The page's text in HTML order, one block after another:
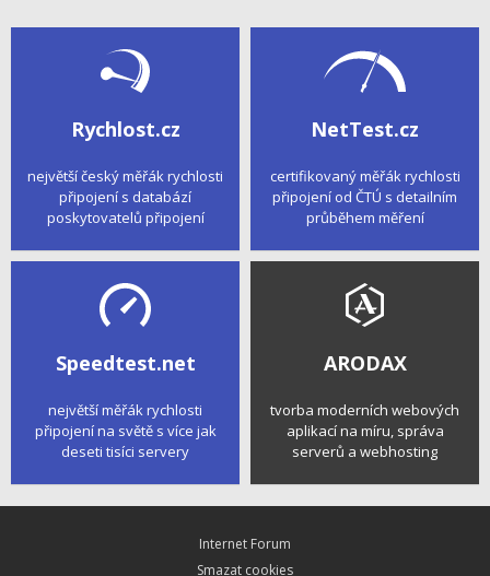
Rychlost.cz
největší český měřák rychlosti
připojení s databází
poskytovatelů připojení
NetTest.cz
certifikovaný měřák rychlosti
připojení od ČTÚ s detailním
průběhem měření
Speedtest.net
největší měřák rychlosti
připojení na světě s více jak
deseti tisíci servery
ARODAX
tvorba moderních webových
aplikací na míru, správa
serverů a webhosting
Internet Forum
Smazat cookies